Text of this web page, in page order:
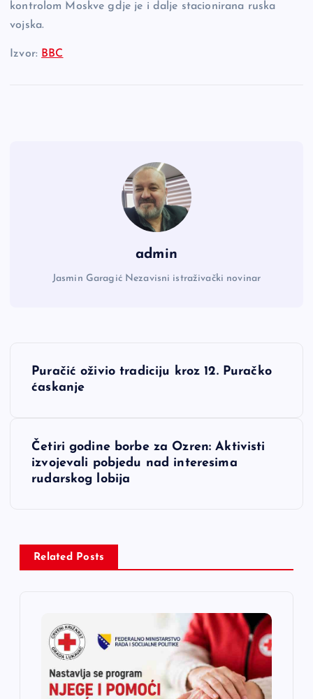
kontrolom Moskve gdje je i dalje stacionirana ruska
vojska.
Izvor: BBC
admin
Jasmin Garagić Nezavisni istraživački novinar
N
c
Puračić oživio tradiciju kroz 12. Puračko
ćaskanje
Četiri godine borbe za Ozren: Aktivisti
izvojevali pobjedu nad interesima
rudarskog lobija
Related Posts